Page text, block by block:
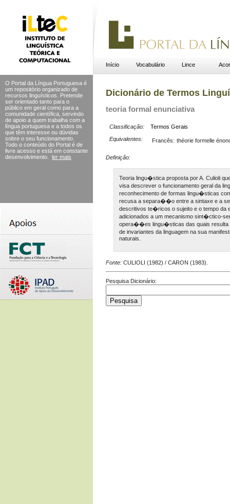
Início Vocabulário Lince
O Portal da Língua Portuguesa é
um repositório organizado de
recursos linguísticos. Pretende
ser orientado tanto para o
público em geral como para a
comunidade científica, servindo
de apoio a quem trabalha com a
língua portuguesa e a todos os
que têm interesse ou dúvidas
sobre o seu funcionamento.
Todo o conteúdo do Portal é de
livre acesso e está em constante
desenvolvimento.
ler mais
Dicionário de Termos
teoria formal enunciativa
Classificação:
Termos Gerais
Equivalentes:
Francês: théorie formelle
Definição:
Teoria lingu�stica proposta por A. Culioli
visa descrever o funcionamento geral da
reconhecimento de formas lingu�sticas
recusa a separa��o entre a sintaxe e a
descritivos te�ricos o sujeito e o tempo
adicionados a um mecanismo sint�ctico-
opera��es lingu�sticas das quais
de invariantes da linguagem na sua
naturais.
Fonte: CULIOLI (1982) / CARON (1983).
Pesquisa Dicionário: